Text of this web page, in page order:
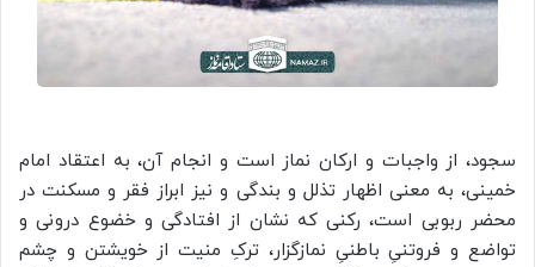
سجود، از واجبات و ارکان نماز است و انجام آن، به اعتقاد امام
خمینی، به معنی اظهار تذلل و بندگی و نیز ابراز فقر و مسکنت در
محضر ربوبی است، رکنی که نشان از افتادگی و خضوع درونی و
تواضع و فروتنیِ باطنیِ نمازگزار، ترکِ منیت از خویشتن و چشم